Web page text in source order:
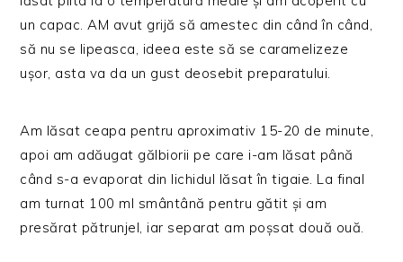
un capac. AM avut grijă să amestec din când în când,
să nu se lipeasca, ideea este să se caramelizeze
ușor, asta va da un gust deosebit preparatului.
Am lăsat ceapa pentru aproximativ 15-20 de minute,
apoi am adăugat gălbiorii pe care i-am lăsat până
când s-a evaporat din lichidul lăsat în tigaie. La final
am turnat 100 ml smântână pentru gătit și am
presărat pătrunjel, iar separat am poșsat două ouă.